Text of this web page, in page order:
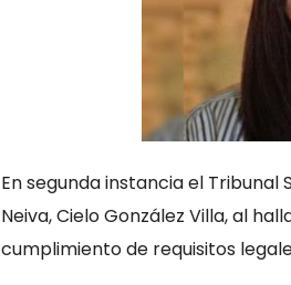
En segunda instancia el
Neiva, Cielo González Villa, al
cumplimiento de requisitos